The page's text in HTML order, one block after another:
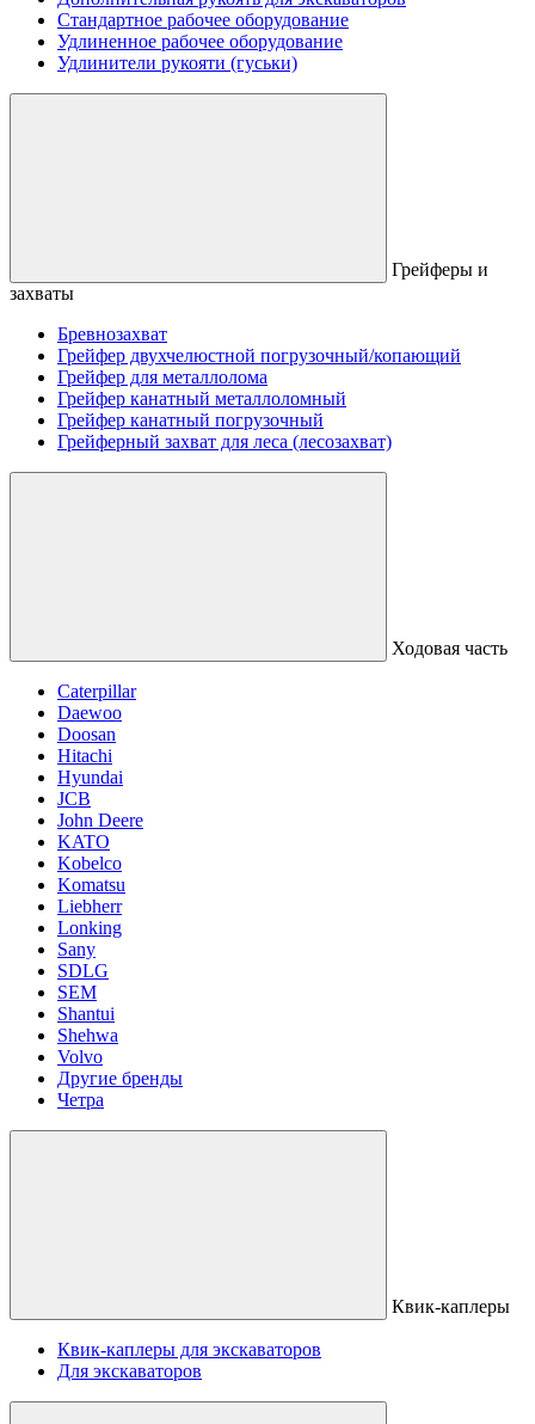
Стандартное рабочее оборудование
Удлиненное рабочее оборудование
Удлинители рукояти (гуськи)
Грейферы и
захваты
Бревнозахват
Грейфер двухчелюстной погрузочный/копающий
Грейфер для металлолома
Грейфер канатный металлоломный
Грейфер канатный погрузочный
Грейферный захват для леса (лесозахват)
Ходовая часть
Caterpillar
Daewoo
Doosan
Hitachi
Hyundai
JCB
John Deere
KATO
Kobelco
Komatsu
Liebherr
Lonking
Sany
SDLG
SEM
Shantui
Shehwa
Volvo
Другие бренды
Четра
Квик-каплеры
Квик-каплеры для экскаваторов
Для экскаваторов